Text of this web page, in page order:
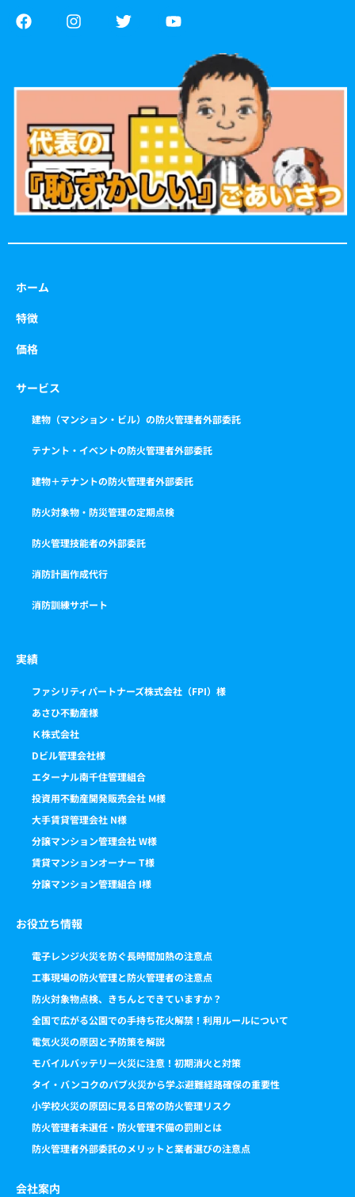
F
a
o
k
I
n
g
a
m
T
w
e
Y
o
u
b
e
ホーム
特徴
価格
サービス
建物（マンション・ビル）の防火管理者外部委託
テナント・イベントの防火管理者外部委託
建物＋テナントの防火管理者外部委託
防火対象物・防災管理の定期点検
防火管理技能者の外部委託
消防計画作成代行
消防訓練サポート
実績
ファシリティパートナーズ株式会社（FPI）様
あさひ不動産様
Ｋ株式会社
Dビル管理会社様
エターナル南千住管理組合
投資用不動産開発販売会社 M様
大手賃貸管理会社 N様
分譲マンション管理会社 W様
賃貸マンションオーナー T様
分譲マンション管理組合 I様
お役立ち情報
電子レンジ火災を防ぐ長時間加熱の注意点
工事現場の防火管理と防火管理者の注意点
防火対象物点検、きちんとできていますか？
全国で広がる公園での手持ち花火解禁！利用ルールについて
電気火災の原因と予防策を解説
モバイルバッテリー火災に注意！初期消火と対策
タイ・バンコクのパブ火災から学ぶ避難経路確保の重要性
小学校火災の原因に見る日常の防火管理リスク
防火管理者未選任・防火管理不備の罰則とは
防火管理者外部委託のメリットと業者選びの注意点
会社案内